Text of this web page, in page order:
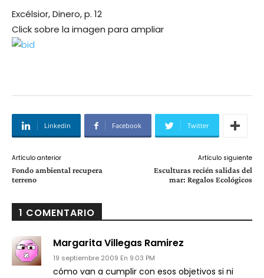
Excélsior, Dinero, p. 12
Click sobre la imagen para ampliar
Linkedin Facebook Twitter
Artículo anterior
Fondo ambiental recupera
terreno
Artículo siguiente
Esculturas recién salidas del
mar: Regalos Ecológicos
1 COMENTARIO
Margarita Villegas Ramirez
19 septiembre 2009 En 9:03 PM
cómo van a cumplir con esos objetivos si ni